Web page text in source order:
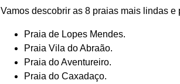
Vamos descobrir as 8 praias mais lindas e
Praia de Lopes Mendes.
Praia Vila do Abraão.
Praia do Aventureiro.
Praia do Caxadaço.